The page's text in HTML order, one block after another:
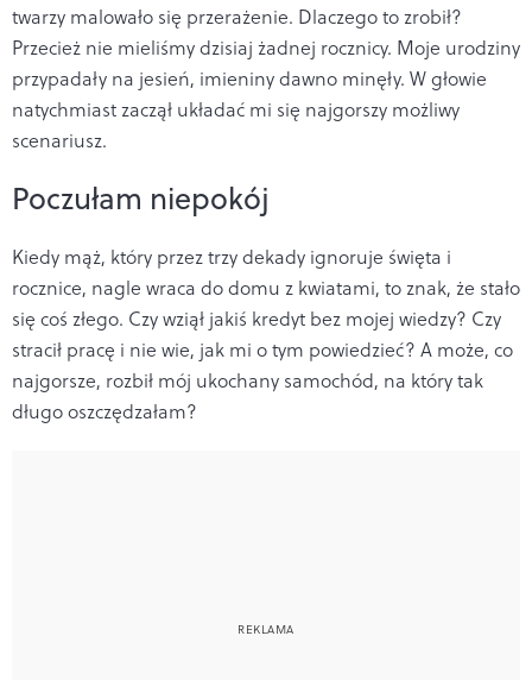
twarzy malowało się przerażenie. Dlaczego to zrobił?
Przecież nie mieliśmy dzisiaj żadnej rocznicy. Moje urodziny
przypadały na jesień, imieniny dawno minęły. W głowie
natychmiast zaczął układać mi się najgorszy możliwy
scenariusz.
Poczułam niepokój
Kiedy mąż, który przez trzy dekady ignoruje święta i
rocznice, nagle wraca do domu z kwiatami, to znak, że stało
się coś złego. Czy wziął jakiś kredyt bez mojej wiedzy? Czy
stracił pracę i nie wie, jak mi o tym powiedzieć? A może, co
najgorsze, rozbił mój ukochany samochód, na który tak
długo oszczędzałam?